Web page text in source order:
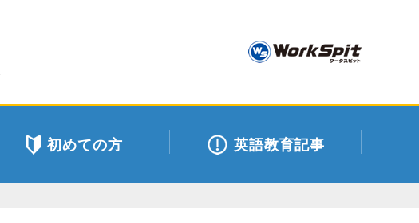
初めての方 英語教育記事